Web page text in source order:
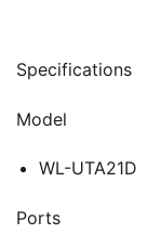
Specifications
Model
WL-UTA21D
Ports